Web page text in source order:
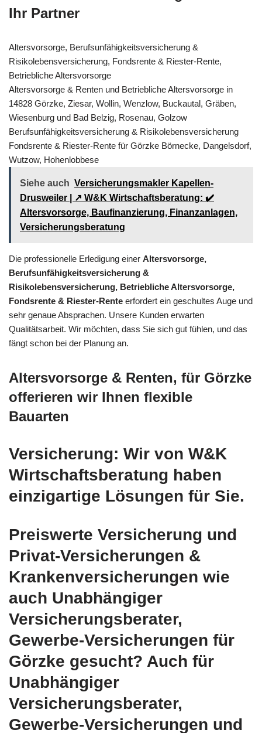
Ihr Partner
Altersvorsorge, Berufsunfähigkeitsversicherung &
Risikolebensversicherung, Fondsrente & Riester-Rente,
Betriebliche Altersvorsorge
Altersvorsorge & Renten und Betriebliche Altersvorsorge in
14828 Görzke, Ziesar, Wollin, Wenzlow, Buckautal, Gräben,
Wiesenburg und Bad Belzig, Rosenau, Golzow
Berufsunfähigkeitsversicherung & Risikolebensversicherung
Fondsrente & Riester-Rente für Görzke Börnecke, Dangelsdorf,
Wutzow, Hohenlobbese
Siehe auch Versicherungsmakler Kapellen-
Drusweiler | ↗️ W&K Wirtschaftsberatung: ✔️
Altersvorsorge, Baufinanzierung, Finanzanlagen,
Versicherungsberatung
Die professionelle Erledigung einer Altersvorsorge,
Berufsunfähigkeitsversicherung &
Risikolebensversicherung, Betriebliche Altersvorsorge,
Fondsrente & Riester-Rente erfordert ein geschultes Auge und
sehr genaue Absprachen. Unsere Kunden erwarten
Qualitätsarbeit. Wir möchten, dass Sie sich gut fühlen, und das
fängt schon bei der Planung an.
Altersvorsorge & Renten, für Görzke
offerieren wir Ihnen flexible
Bauarten
Versicherung: Wir von W&K
Wirtschaftsberatung haben
einzigartige Lösungen für Sie.
Preiswerte Versicherung und
Privat-Versicherungen &
Krankenversicherungen wie
auch Unabhängiger
Versicherungsberater,
Gewerbe-Versicherungen für
Görzke gesucht? Auch für
Unabhängiger
Versicherungsberater,
Gewerbe-Versicherungen und